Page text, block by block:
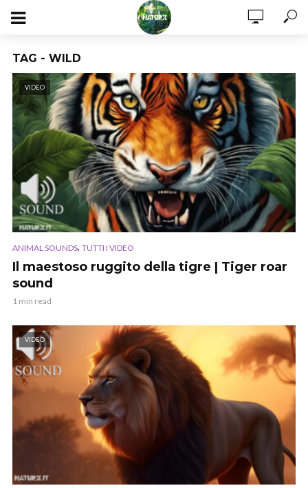
TAG - WILD
VIDEO
ANIMAL SOUNDS, TUTTI I VIDEO
Il maestoso ruggito della tigre | Tiger roar
sound
1 min read
VIDEO